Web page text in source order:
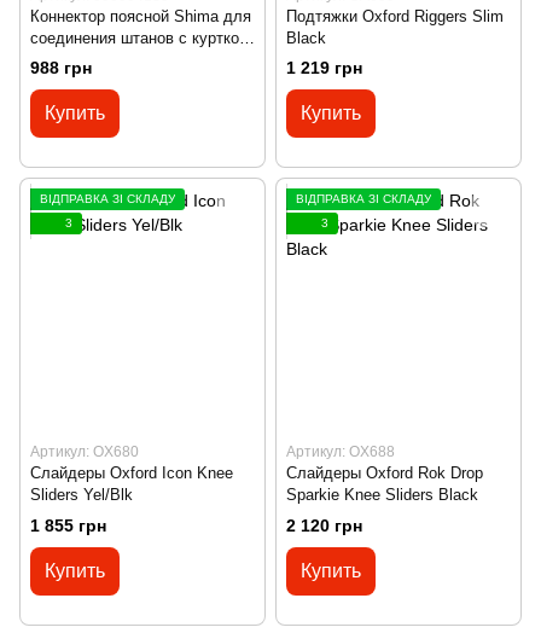
Коннектор поясной Shima для
соединения штанов с курткой
Type A
988 грн
Купить
Подтяжки Oxford Riggers Slim
Black
1 219 грн
Купить
ВІДПРАВКА ЗІ СКЛАДУ
3
Артикул: OX680
Слайдеры Oxford Icon Knee
Sliders Yel/Blk
1 855 грн
Купить
ВІДПРАВКА ЗІ СКЛАДУ
3
Артикул: OX688
Слайдеры Oxford Rok Drop
Sparkie Knee Sliders Black
2 120 грн
Купить